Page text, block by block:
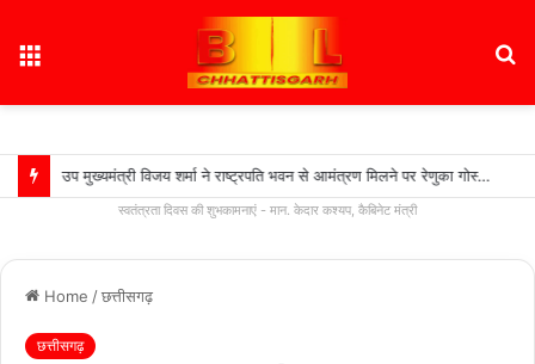
उप मुख्यमंत्री विजय शर्मा ने राष्ट्रपति भवन से आमंत्रण मिलने पर रेणुका गोस्वामी को दी बधाई…..
स्वतंत्रता दिवस की शुभकामनाएं - मान. केदार कश्यप, कैबिनेट मंत्री
Home /छत्तीसगढ़
छत्तीसगढ़